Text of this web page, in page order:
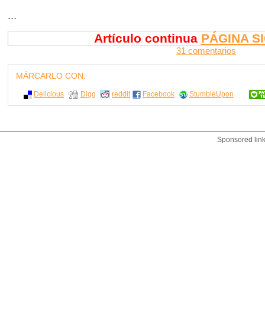
...
Artículo continua PÁGINA
31 comentarios
MÁRCARLO CON:
Delicious Digg reddit Facebook StumbleUpon
Sponsored